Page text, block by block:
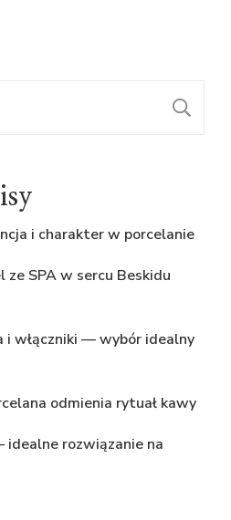
i charakter w porcelanie
ze SPA w sercu Beskidu
i włączniki — wybór idealny
odmienia rytuał kawy
idealne rozwiązanie na